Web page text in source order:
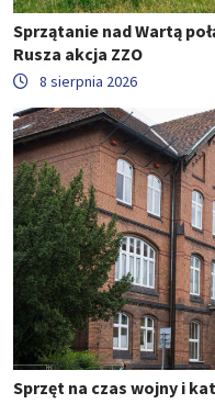
Sprzątanie nad Wartą
Rusza akcja ZZO
8 sierpnia 2026
Sprzęt na czas wojny i